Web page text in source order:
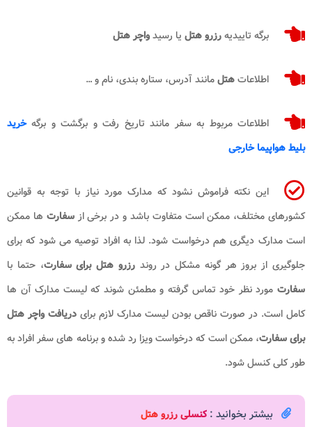
برگه تاییدیهرزرو هتل یا رسیدواچر هتل
اطلاعاتهتلمانند آدرس، ستاره بندی، نام و …
اطلاعات مربوط به سفر مانند تاریخ رفت و برگشت و برگهخرید
بلیط هواپیما خارجی
این نکته فراموش نشود که مدارک مورد نیاز با توجه به قوانین
کشورهای مختلف، ممکن است متفاوت باشد و در برخی از سفارت ها ممکن
است مدارک دیگری هم درخواست شود. لذا به افراد توصیه می شود که برای
جلوگیری از بروز هر گونه مشکل در روندرزرو هتل برای سفارت، حتما با
سفارت مورد نظر خود تماس گرفته و مطمئن شوند که لیست مدارک آن ها
کامل است. در صورت ناقص بودن لیست مدارک لازم برای دریافت واچر هتل
برای سفارت، ممکن است که درخواست ویزا رد شده و برنامه های سفر افراد به
طور کلی کنسل شود.
بیشتر بخوانید : کنسلی رزرو هتل